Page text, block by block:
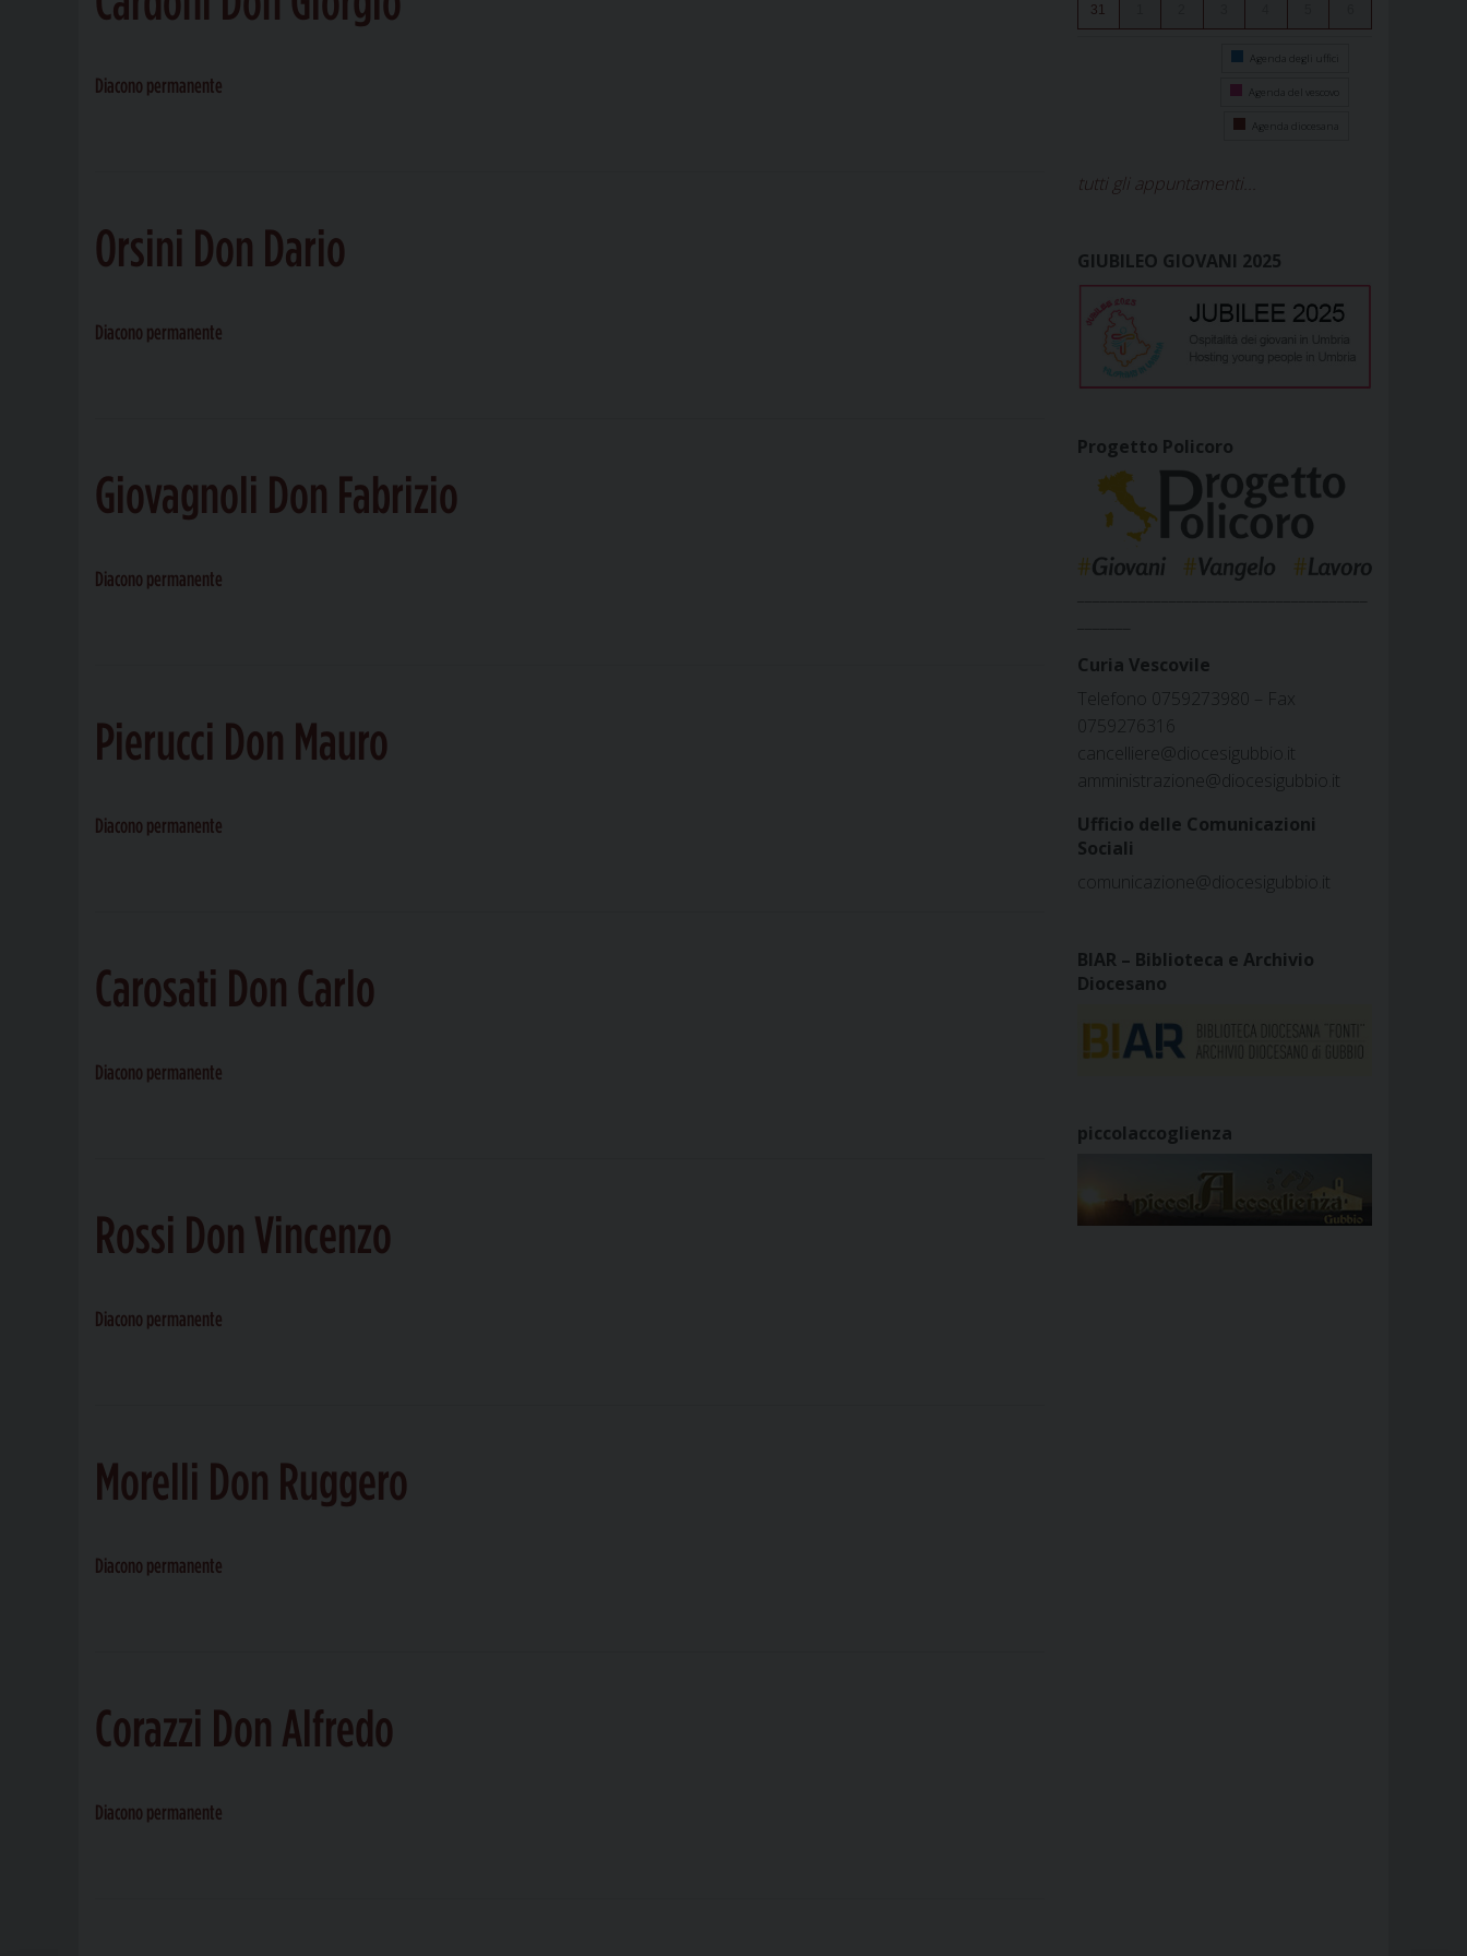
Diacono permanente
Orsini Don Dario
Diacono permanente
Giovagnoli Don Fabrizio
Diacono permanente
Pierucci Don Mauro
Diacono permanente
Carosati Don Carlo
Diacono permanente
Rossi Don Vincenzo
Diacono permanente
Morelli Don Ruggero
Diacono permanente
Corazzi Don Alfredo
Diacono permanente
31
Agenda degli uffici
Agenda del vescovo
Agenda diocesana
tutti gli appuntamenti...
GIUBILEO GIOVANI 2025
Progetto Policoro
Curia Vescovile
Telefono 0759273980 – Fax
0759276316
cancelliere@diocesigubbio.it
amministrazione@diocesigubbio.it
Ufficio delle Comunicazioni
Sociali
comunicazione@diocesigubbio.it
BIAR – Biblioteca e Archivio
Diocesano
piccolaccoglienza